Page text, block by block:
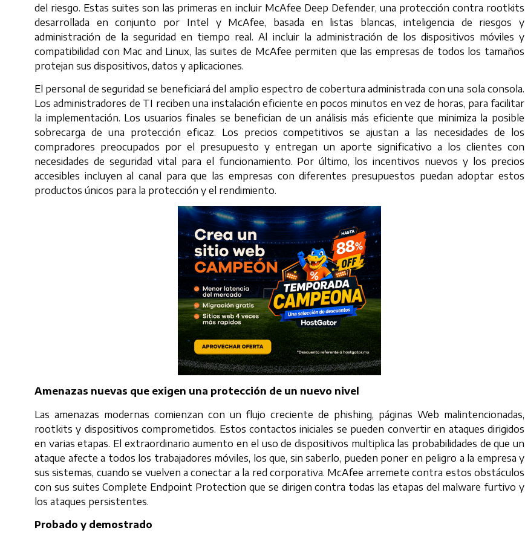
del riesgo. Estas suites son las primeras en incluir McAfee Deep Defender, una protección contra rootkits
desarrollada en conjunto por Intel y McAfee, basada en listas blancas, inteligencia de riesgos y
administración de la seguridad en tiempo real. Al incluir la administración de los dispositivos móviles y
compatibilidad con Mac and Linux, las suites de McAfee permiten que las empresas de todos los tamaños
protejan sus dispositivos, datos y aplicaciones.
El personal de seguridad se beneficiará del amplio espectro de cobertura administrada con una sola consola.
Los administradores de TI reciben una instalación eficiente en pocos minutos en vez de horas, para facilitar
la implementación. Los usuarios finales se benefician de un análisis más eficiente que minimiza la posible
sobrecarga de una protección eficaz. Los precios competitivos se ajustan a las necesidades de los
compradores preocupados por el presupuesto y entregan un aporte significativo a los clientes con
necesidades de seguridad vital para el funcionamiento. Por último, los incentivos nuevos y los precios
accesibles incluyen al canal para que las empresas con diferentes presupuestos puedan adoptar estos
productos únicos para la protección y el rendimiento.
Amenazas nuevas que exigen una protección de un nuevo nivel
Las amenazas modernas comienzan con un flujo creciente de phishing, páginas Web malintencionadas,
rootkits y dispositivos comprometidos. Estos contactos iniciales se pueden convertir en ataques dirigidos
en varias etapas. El extraordinario aumento en el uso de dispositivos multiplica las probabilidades de que un
ataque afecte a todos los trabajadores móviles, los que, sin saberlo, pueden poner en peligro a la empresa y
sus sistemas, cuando se vuelven a conectar a la red corporativa. McAfee arremete contra estos obstáculos
con sus suites Complete Endpoint Protection que se dirigen contra todas las etapas del malware furtivo y
los ataques persistentes.
Probado y demostrado